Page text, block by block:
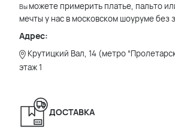
Вы можете примерить платье, пальто
мечты у нас в московском шоуруме без
Адрес:
Крутицкий Вал, 14 (метро
этаж 1
ДОСТАВКА